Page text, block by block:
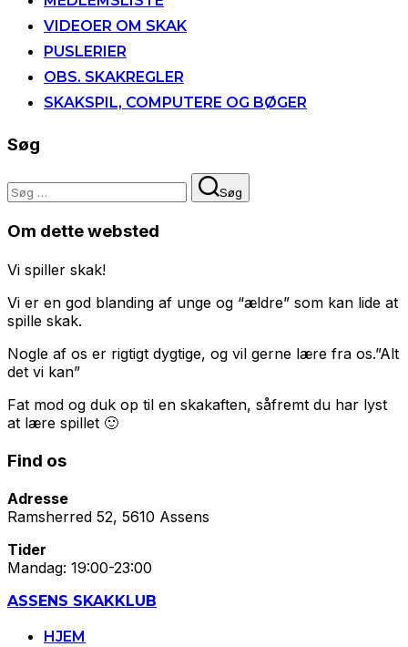
VIDEOER OM SKAK
PUSLERIER
OBS. SKAKREGLER
SKAKSPIL, COMPUTERE OG BØGER
Søg
Søg
efter:
Søg
Om dette websted
Vi spiller skak!
Vi er en god blanding af unge og “ældre” som kan lide at
spille skak.
Nogle af os er rigtigt dygtige, og vil gerne lære fra os.”Alt
det vi kan”
Fat mod og duk op til en skakaften, såfremt du har lyst
at lære spillet 🙂
Find os
Adresse
Ramsherred 52, 5610 Assens
Tider
Mandag: 19:00-23:00
Videre
indhold
ASSENS SKAKKLUB
HJEM